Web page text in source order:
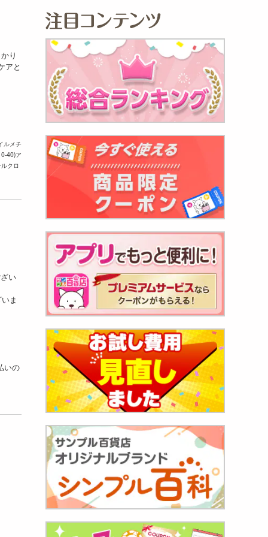
り
アと
ルメチ
40)ア
クロ
い
ま
いの